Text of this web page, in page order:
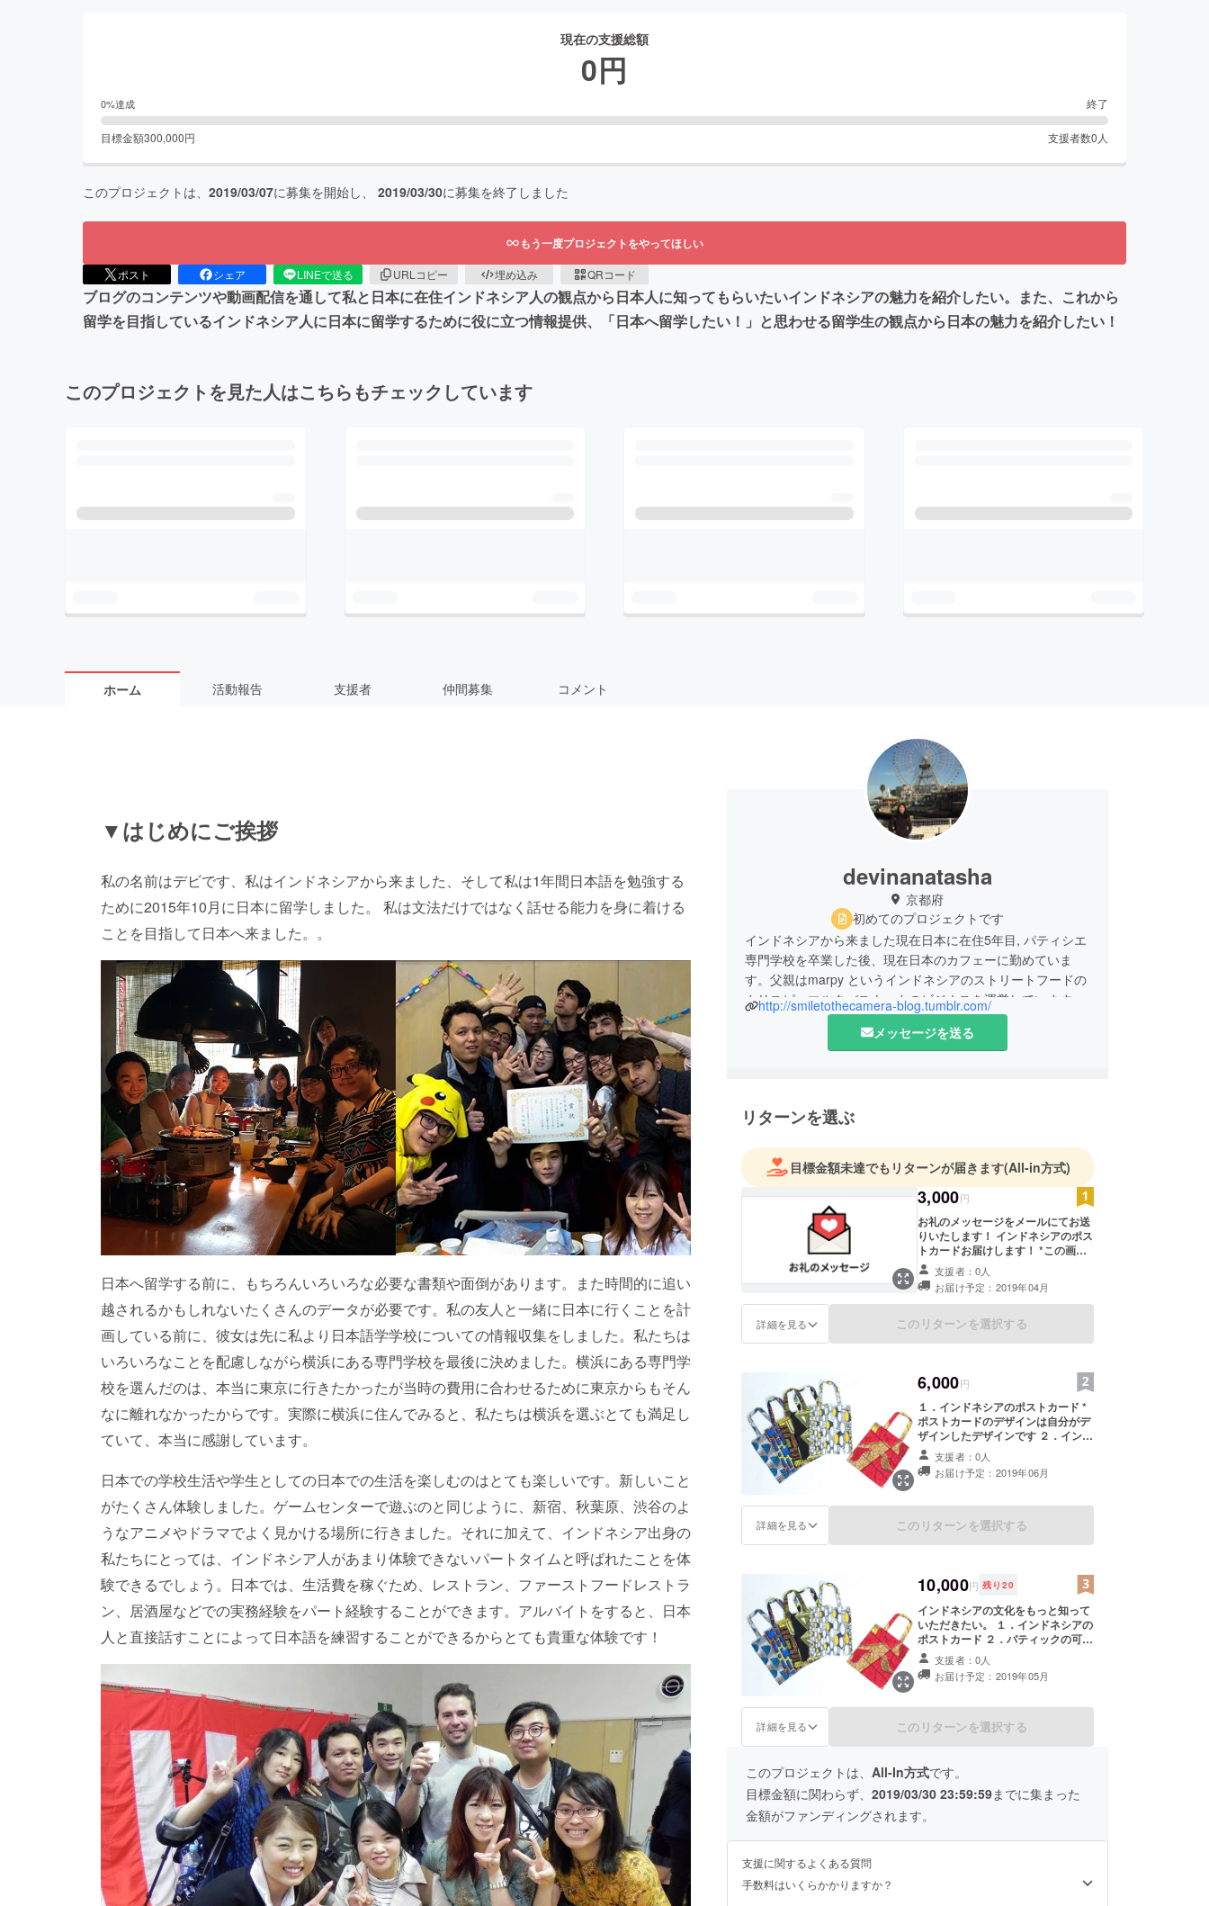
現在の支援総額
0円
0%達成 終了
目標金額300,000円 支援者数0 人
このプロジェクトは、 2019/03/07に募集を開始し、 2019/03/30に募集を終了しました
もう一度プロジェクトをやってほしい
ポスト シェア LINEで送る URLコピー 埋め込み QRコード
ブログのコンテンツや動画配信を通して私と日本に在住インドネシア人の観点から日本人に知ってもらいたいインドネシアの魅力を紹介したい。また、これから
留学を目指しているインドネシア人に日本に留学するために役に立つ情報提供、「日本へ留学したい！」と思わせる留学生の観点から日本の魅力を紹介したい！
このプロジェクトを見た人はこちらもチェックしています
ホーム 活動報告 支援者 仲間募集 コメント
▼はじめにご挨拶
私の名前はデビです、私はインドネシアから来ました、そして私は1年間日本語を勉強する
ために2015年10月に日本に留学しました。 私は文法だけではなく話せる能力を身に着ける
ことを目指して日本へ来ました。。
日本へ留学する前に、もちろんいろいろな必要な書類や面倒があります。また時間的に追い
越されるかもしれないたくさんのデータが必要です。私の友人と一緒に日本に行くことを計
画している前に、彼女は先に私より日本語学学校についての情報収集をしました。私たちは
いろいろなことを配慮しながら横浜にある専門学校を最後に決めました。横浜にある専門学
校を選んだのは、本当に東京に行きたかったが当時の費用に合わせるために東京からもそん
なに離れなかったからです。実際に横浜に住んでみると、私たちは横浜を選ぶとても満足し
ていて、本当に感謝しています。
日本での学校生活や学生としての日本での生活を楽しむのはとても楽しいです。新しいこと
がたくさん体験しました。ゲームセンターで遊ぶのと同じように、新宿、秋葉原、渋谷のよ
うなアニメやドラマでよく見かける場所に行きました。それに加えて、インドネシア出身の
私たちにとっては、インドネシア人があまり体験できないパートタイムと呼ばれたことを体
験できるでしょう。日本では、生活費を稼ぐため、レストラン、ファーストフードレストラ
ン、居酒屋などでの実務経験をパート経験することができます。アルバイトをすると、日本
人と直接話すことによって日本語を練習することができるからとても貴重な体験です！
devinanatasha
京都府
初めてのプロジェクトです
インドネシアから来ました現在日本に在住5年目, パティシエ
専門学校を卒業した後、現在日本のカフェーに勤めていま
す。父親はmarpy というインドネシアのストリートフードの
クリスピーマルタバスナックのビジネスを運営しています。
https://marpy-76.webself.net/
http://smiletothecamera-blog.tumblr.com/
メッセージを送る
リターンを選ぶ
目標金額未達でもリターンが届きます(All-in方式)
3,000円
お礼のメッセージをメールにてお送
りいたします！ インドネシアのポス
トカードお届けします！ *この画像
はイメージだけです。デザイン変更
など可能性があります
支援者：0人
お届け予定：2019年04月
詳細を見る このリターンを選択する
6,000円
１．インドネシアのポストカード *
ポストカードのデザインは自分がデ
ザインしたデザインです ２．インド
ネシアならのバティック柄トート
バッグ 自分がデザインしたバティッ
ク柄です *この画像はイメージだけ
ります
支援者：0人
お届け予定：2019年06月
詳細を見る このリターンを選択する
10,000円 残り 20
インドネシアの文化をもっと知って
いただきたい。 １．インドネシアの
ポストカード ２．バティックの可愛
いポーチ♪ お化粧ポーチはもちろ
ん、サングラスやパスポート、薬、
アクセサリー等の収納にピッタリな
ザインしたものなので選択できませ
んので、予めご了承ください。 3.イ
らではのスナック(basreng, bakso
goreng の省略） を届けします *こ
の画像はイメージだけです。デザイ
ン変更など可能性があります
支援者：0人
お届け予定：2019年05月
詳細を見る このリターンを選択する
このプロジェクトは、 All-In方式です。
目標金額に関わらず、 2019/03/30 23:59:59までに集まった
金額がファンディングされます。
支援に関するよくある質問
手数料はいくらかかりますか？